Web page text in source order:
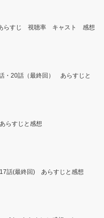
らすじ 視聴率 キャスト 感想
・20話（最終回） あらすじと
すじと感想
話(最終回) あらすじと感想